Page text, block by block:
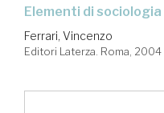
elementi di
Ferrari, Vincenzo
Editori Laterza. Roma, 2004